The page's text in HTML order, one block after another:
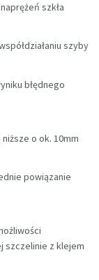
szkła
szyby
błędnego
o ok. 10mm
powiązanie
szczelinie z klejem